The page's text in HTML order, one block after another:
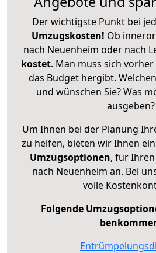
Der wichtigste Punkt bei
Umzugskosten! Ob
nach Neuenheim oder nach
kostet. Man muss sich
das Budget hergibt.
und wünschen Sie? Was
ausgeben?
Um Ihnen bei der Planung
zu helfen, bieten wir Ihnen
Umzugsoptionen, für
nach Neuenheim an. Bei
volle
Folgende